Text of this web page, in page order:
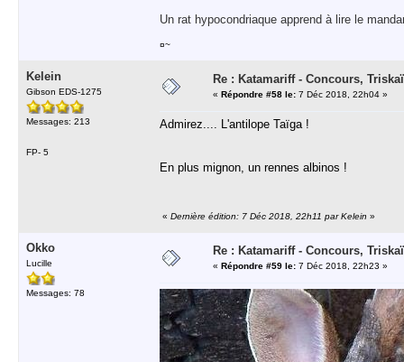
Un rat hypocondriaque apprend à lire le
¤~
Kelein
Gibson EDS-1275
Messages: 213
FP- 5
Re : Katamariff - Concours,
« Répondre #58 le: 7 Déc 2018, 22h04 »
Admirez.... L'antilope Taïga !
En plus mignon, un rennes albinos !
« Dernière édition: 7 Déc 2018, 22h11 par Kelein »
Okko
Lucille
Messages: 78
Re : Katamariff - Concours,
« Répondre #59 le: 7 Déc 2018, 22h23 »